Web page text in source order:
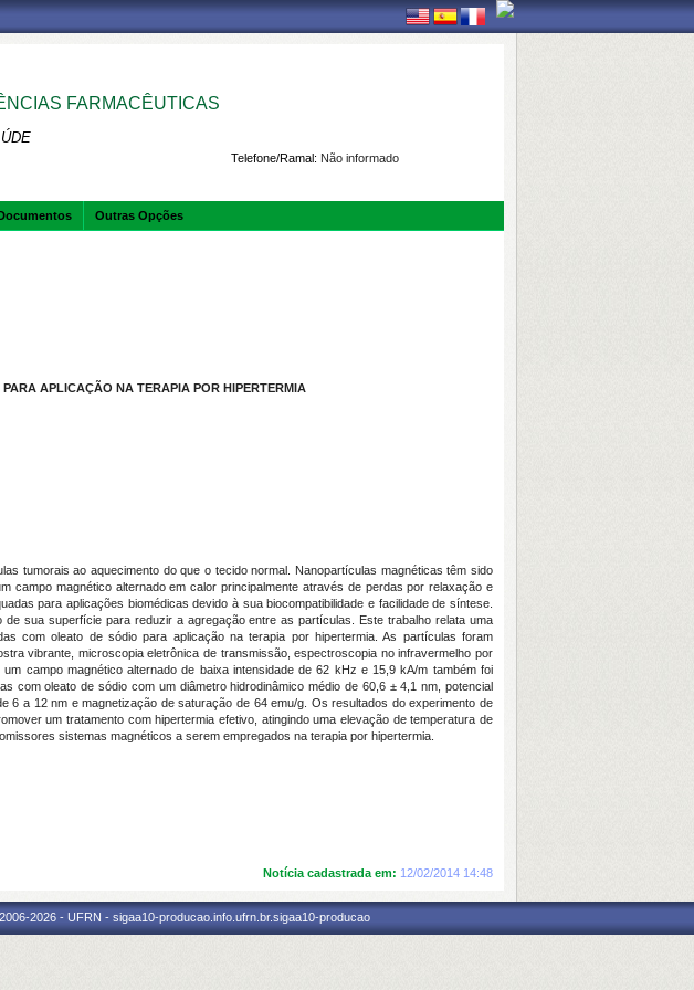
FARMACÊUTICAS
Telefone/Ramal: Não informado
Outras Opções
APLICAÇÃO NA TERAPIA POR HIPERTERMIA
tumorais ao aquecimento do que o tecido normal. Nanopartículas magnéticas têm sido
campo magnético alternado em calor principalmente através de perdas por relaxação e
para aplicações biomédicas devido à sua biocompatibilidade e facilidade de síntese.
sua superfície para reduzir a agregação entre as partículas. Este trabalho relata uma
com oleato de sódio para aplicação na terapia por hipertermia. As partículas foram
vibrante, microscopia eletrônica de transmissão, espectroscopia no infravermelho por
campo magnético alternado de baixa intensidade de 62 kHz e 15,9 kA/m também foi
com oleato de sódio com um diâmetro hidrodinâmico médio de 60,6 ± 4,1 nm, potencial
6 a 12 nm e magnetização de saturação de 64 emu/g. Os resultados do experimento de
um tratamento com hipertermia efetivo, atingindo uma elevação de temperatura de
sistemas magnéticos a serem empregados na terapia por hipertermia.
Notícia cadastrada em: 12/02/2014 14:48
2026 - UFRN - sigaa10-producao.info.ufrn.br.sigaa10-producao